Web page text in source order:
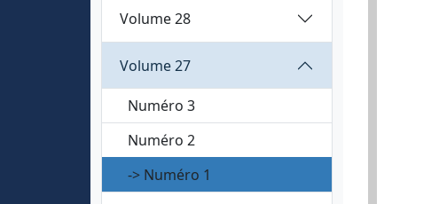
Volume 28
Volume 27
Numéro 3
Numéro 2
-> Numéro 1